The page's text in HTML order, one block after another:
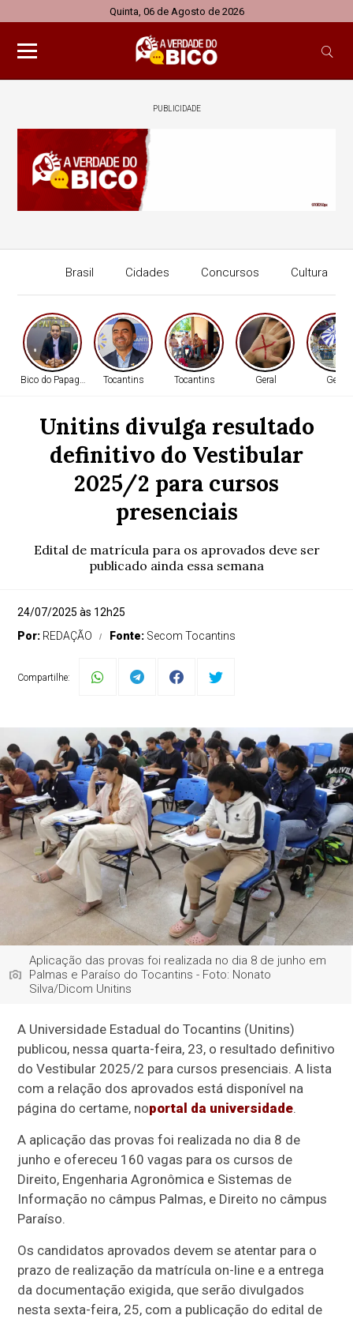
Quinta, 06 de Agosto de 2026
PUBLICIDADE
Brasil Cidades Concursos Cultura
Bico do Papagaio Tocantins Tocantins Geral Geral
Unitins divulga resultado
definitivo do Vestibular
2025/2 para cursos
presenciais
Edital de matrícula para os aprovados deve ser
publicado ainda essa semana
24/07/2025 às 12h25
Por: REDAÇÃO Fonte: Secom Tocantins
Compartilhe:
Aplicação das provas foi realizada no dia 8 de junho em
Palmas e Paraíso do Tocantins - Foto: Nonato
Silva/Dicom Unitins
A Universidade Estadual do Tocantins (Unitins)
publicou, nessa quarta-feira, 23, o resultado definitivo
do Vestibular 2025/2 para cursos presenciais. A lista
com a relação dos aprovados está disponível na
página do certame, noportal da universidade.
A aplicação das provas foi realizada no dia 8 de
junho e ofereceu 160 vagas para os cursos de
Direito, Engenharia Agronômica e Sistemas de
Informação no câmpus Palmas, e Direito no câmpus
Paraíso.
Os candidatos aprovados devem se atentar para o
prazo de realização da matrícula on-line e a entrega
da documentação exigida, que serão divulgados
nesta sexta-feira, 25, com a publicação do edital de